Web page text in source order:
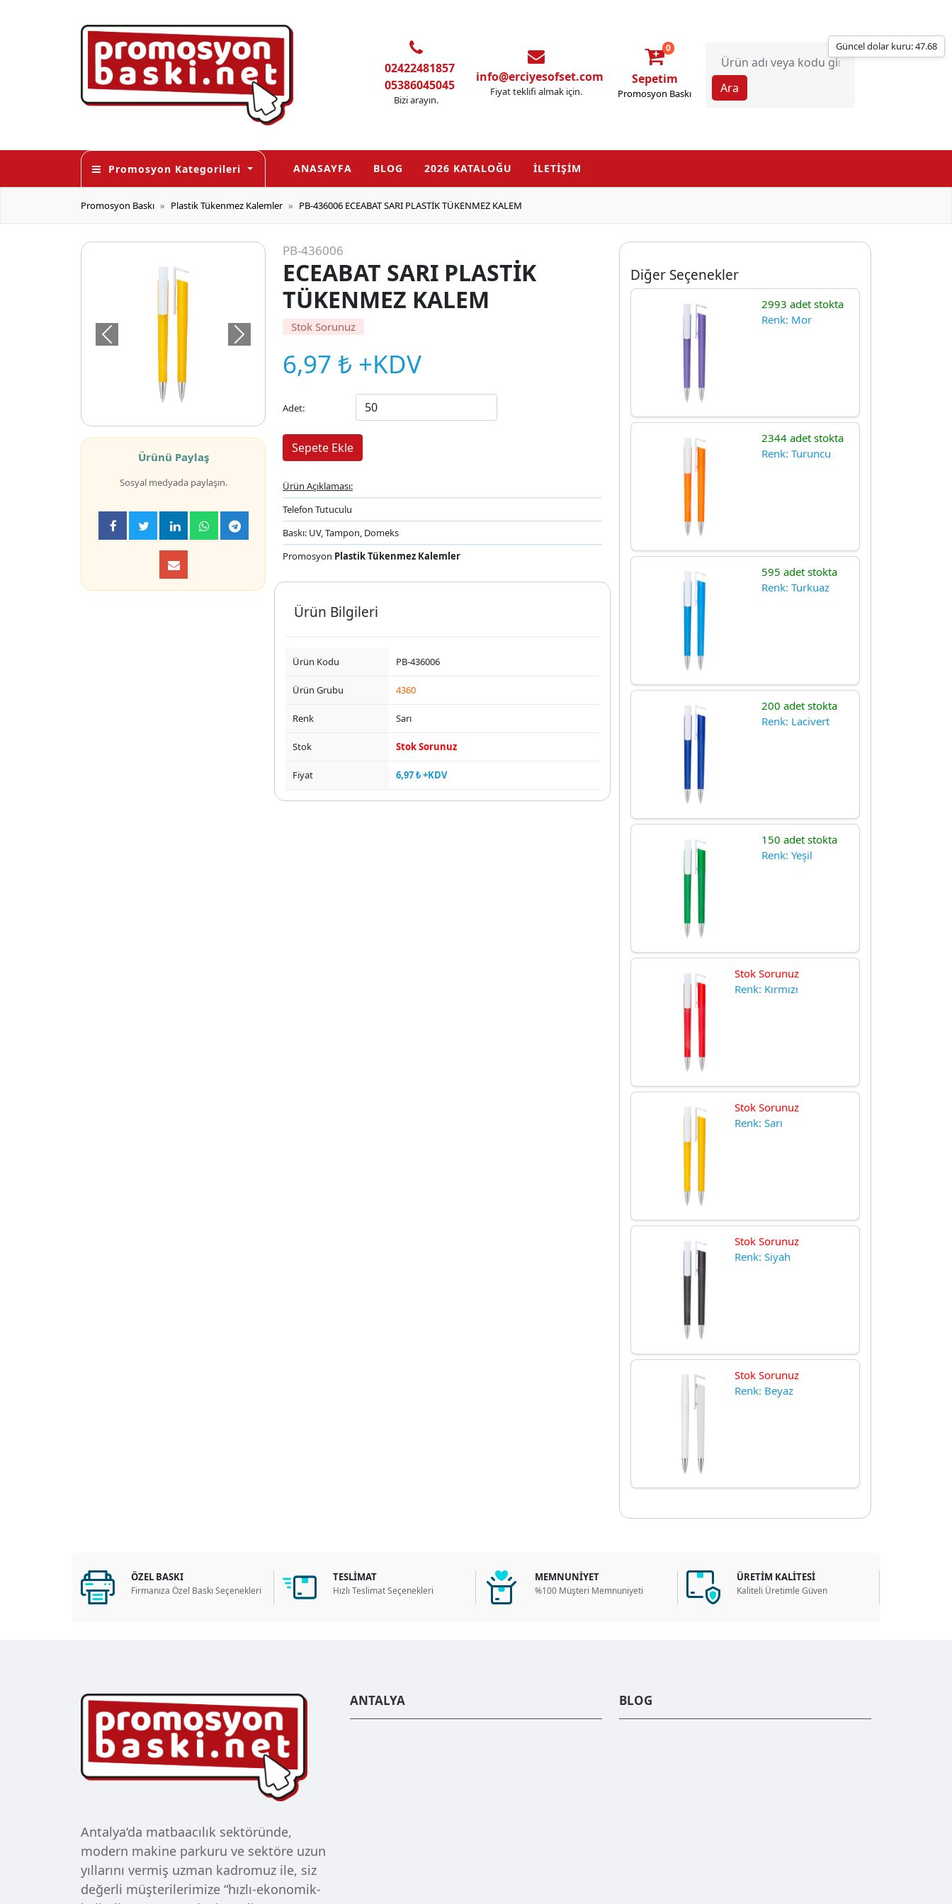
Güncel dolar kuru: 47.68
02422481857
05386045045
Bizi arayın.
info@erciyesofset.com
Fiyat teklifi almak için.
Sepetim
0
Promosyon Baskı
Promosyon Kategorileri ANASAYFA BLOG 2026 KATALOĞU İLETİŞİM
Promosyon Baskı Plastik Tükenmez Kalemler PB-436006 ECEABAT SARI PLASTİK TÜKENMEZ KALEM
Önceki Sonraki
Ürünü Paylaş
Sosyal medyada paylaşın.
PB-436006
ECEABAT SARI PLASTİK
TÜKENMEZ KALEM
Stok Sorunuz
6,97 ₺ +KDV
Adet:
Ürün Açıklaması:
Telefon Tutuculu
Baskı: UV, Tampon, Domeks
Promosyon Plastik Tükenmez Kalemler
Ürün Bilgileri
Ürün Kodu PB-436006
Ürün Grubu 4360
Renk Sarı
Stok Stok Sorunuz
Fiyat 6,97 ₺ +KDV
Diğer Seçenekler
2993 adet stokta
Renk: Mor
2344 adet stokta
Renk: Turuncu
595 adet stokta
Renk: Turkuaz
200 adet stokta
Renk: Lacivert
150 adet stokta
Renk: Yeşil
Stok Sorunuz
Renk: Kırmızı
Stok Sorunuz
Renk: Sarı
Stok Sorunuz
Renk: Siyah
Stok Sorunuz
Renk: Beyaz
ÖZEL BASKI
Firmanıza Özel Baskı Seçenekleri
TESLİMAT
Hızlı Teslimat Seçenekleri
MEMNUNİYET
%100 Müşteri Memnuniyeti
ÜRETİM KALİTESİ
Kaliteli Üretimle Güven
Antalya‘da matbaacılık sektöründe,
modern makine parkuru ve sektöre uzun
yıllarını vermiş uzman kadromuz ile, siz
değerli müşterilerimize “hızlı-ekonomik-
ANTALYA BLOG